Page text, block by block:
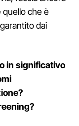
quello che è
dai
in significativo